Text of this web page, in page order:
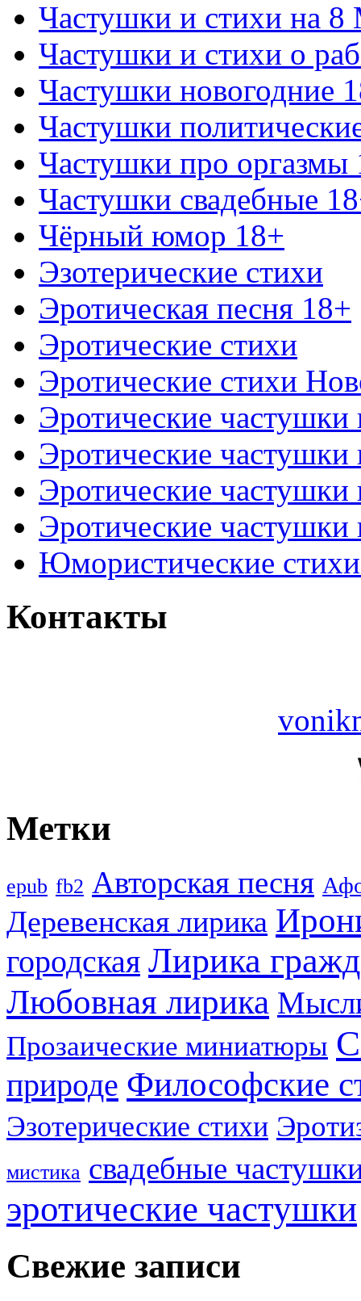
Частушки и стихи на 8
Частушки и стихи о
Частушки новогодние
Частушки
Частушки про оргазмы
Частушки свадебные
Чёрный юмор 18+
Эзотерические стихи
Эротическая песня 18+
Эротические стихи
Эротические стихи
Эротические
Эротические
Эротические
Эротические
Юмористические
Контакты
Метки
epub fb2 Авторская песня
Деревенская лирика
городская Лирика
Любовная лирика
Прозаические миниатюры
природе Философские
Эзотерические стихи
мистика свадебные
эротические частушки
Свежие записи